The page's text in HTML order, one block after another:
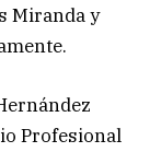
Miranda y
Profesional